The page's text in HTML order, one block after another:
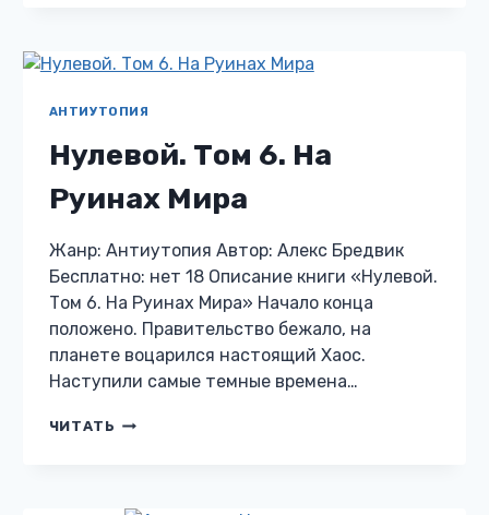
АНТИУТОПИЯ
Нулевой. Том 6. На
Руинах Мира
Жанр: Антиутопия Автор: Алекс Бредвик
Бесплатно: нет 18 Описание книги «Нулевой.
Том 6. На Руинах Мира» Начало конца
положено. Правительство бежало, на
планете воцарился настоящий Хаос.
Наступили самые темные времена…
ЧИТАТЬ НУЛЕВОЙ.
РУИНАХ